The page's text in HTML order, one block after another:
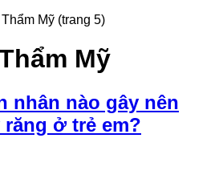
Mỹ (trang 5)
Mỹ
nhân nào gây nên
ở trẻ em?